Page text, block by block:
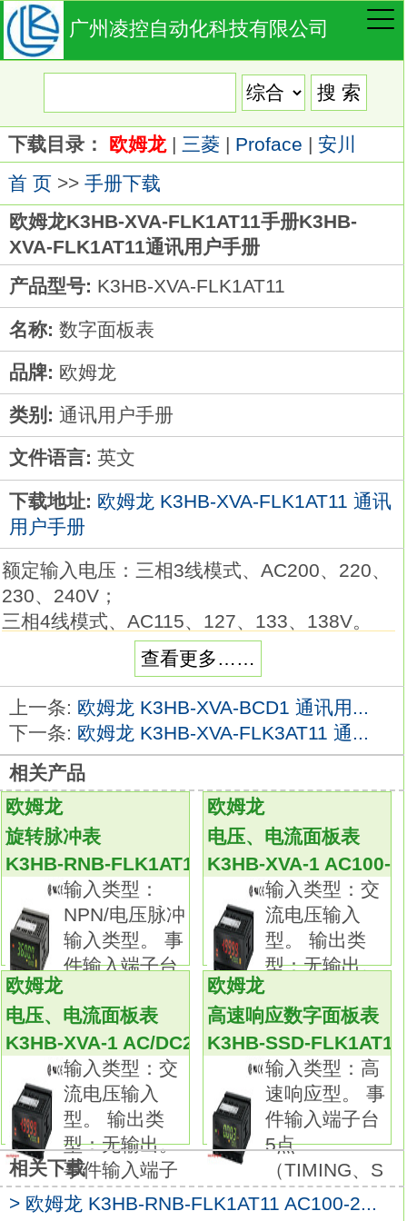
广州凌控自动化科技有限公司
下载目录： 欧姆龙| 三菱| Proface | 安川
首 页>> 手册下载
欧姆龙K3HB-XVA-FLK1AT11手册K3HB-
XVA-FLK1AT11通讯用户手册
产品型号: K3HB-XVA-FLK1AT11
名称: 数字面板表
品牌: 欧姆龙
类别: 通讯用户手册
文件语言: 英文
下载地址: 欧姆龙 K3HB-XVA-FLK1AT11 通讯
用户手册
额定输入电压：三相3线模式、AC200、220、
230、240V；
三相4线模式、AC115、127、133、138V。
对产业设备、装置的三相电源进行监测的最佳
选择K3HB-XVA-FLK1AT11通讯用户手册。
加强抗变频器干扰性能。 New
可对三相3线、 4线式电路的过、欠电压进行监
测。
三相3线、 4线式电路通过切换开关转换
XVA-FLK1AT11
输出接点1c×2、 AC250V 5A(阻性负载)。
过电压、欠电压使用单独接点输出。
1台同时应对各国的电源规格。 (切换开关切换)
LED指示灯，接点状态一目了然。电源：
AC100～240V。
类型：温度输入。
输出点数：1点(继电器)。
输入种类：热电偶。
设定单位(设定范围)：1℃/单位设定(0～
999℃/)K3HB-XVA-FLK1AT11通讯用户手册。
小巧、纤细，最适合温度报警和监视
可防止过度升温、监视异常温度。
薄型机身(宽22.5mm)配备温度报警功能。
可利用旋转拨动开关轻松设定温度。
支持热电偶铂测温电阻体的多重输入。
输出继电器常开/常闭可切换。
查看更多……
上一条: 欧姆龙 K3HB-XVA-BCD1 通讯用...
下一条: 欧姆龙 K3HB-XVA-FLK3AT11 通...
相关产品
欧姆龙
旋转脉冲表
K3HB-RNB-FLK1AT11 AC100-240
输入类型：
NPN/电压脉冲
输入类型。 事
件输入端子台
欧姆龙
电压、电流面板表
K3HB-XVA-1 AC100-
输入类型：交
流电压输入
型。 输出类
型：无输出。
欧姆龙
电压、电流面板表
K3HB-XVA-1 AC/DC24
输入类型：交
流电压输入
型。 输出类
型：无输出。
事件输入端子
欧姆龙
高速响应数字面板表
K3HB-SSD-
输入类型：高
速响应型。 事
件输入端子台
5点
（TIMING、S
相关下载
> 欧姆龙 K3HB-RNB-FLK1AT11 AC100-2...